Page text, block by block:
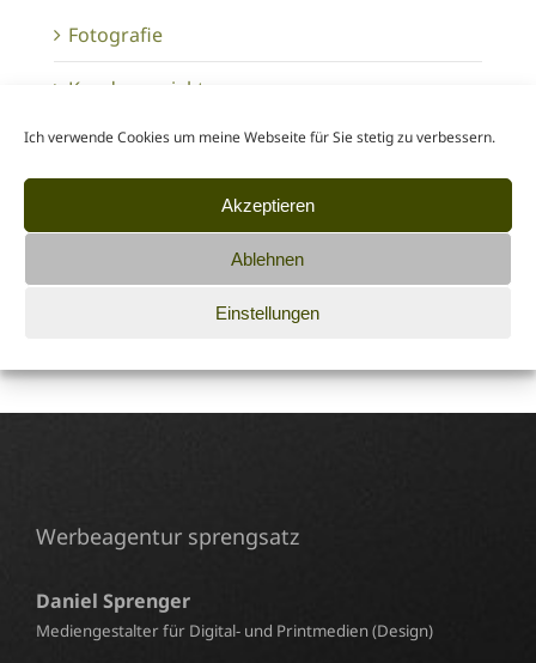
Ich verwende Cookies um meine Webseite für Sie stetig zu verbessern.
Akzeptieren
Ablehnen
Einstellungen
Fotografie
Kundenprojekte
Tipps für Kunden & Kollegen
Inhalte finden
Suche
Werbeagentur sprengsatz
Daniel Sprenger
Mediengestalter für Digital- und Printmedien (Design)